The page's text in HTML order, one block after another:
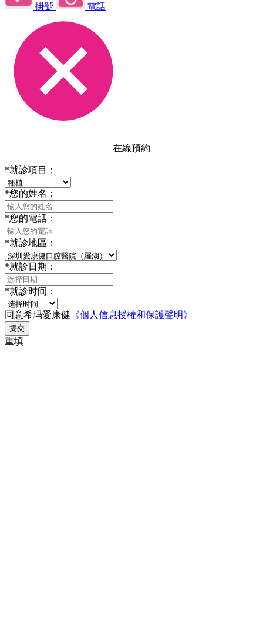
掛號 電話
在線預約
*就診項目：
*您的姓名：
*您的電話：
*就診地區：
*就診日期：
*就診时间：
同意希玛愛康健 《個人信息授權和保護聲明》
提交
重填